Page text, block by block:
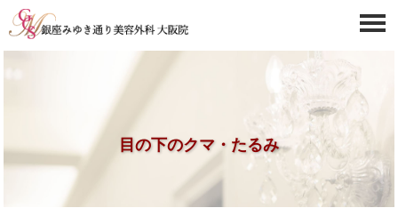
目の下のクマ・たるみ